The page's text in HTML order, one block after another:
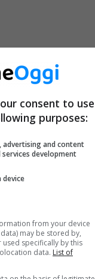
consent to use
purposes:
advertising and content
development
device
from your device
may be stored by,
specifically by this
data. List of